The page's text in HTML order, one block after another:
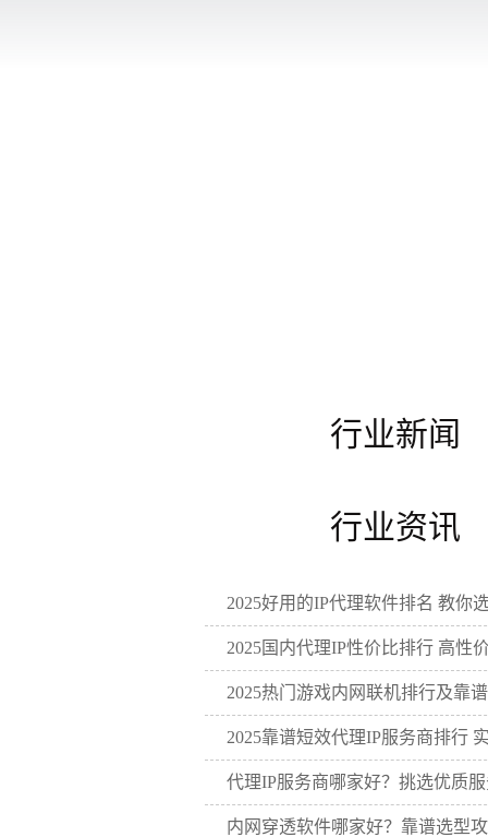
行
行
2025好用的IP代理软件排名 教你
2025国内代理IP性价比排行 高性
2025热门游戏内网联机排行及靠
2025靠谱短效代理IP服务商排行
代理IP服务商哪家好？挑选优质
内网穿透软件哪家好？靠谱选型